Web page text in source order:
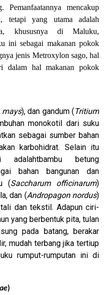
mencakup
tetapi yang utama adalah
khususnya di Maluku,
ini sebagai makanan pokok
jenis Metroxylon sago, hal
dalam hal makanan pokok
mays), dan gandum (Tritium
monokotil dari suku
sebagai sumber bahan
karbohidrat. Selain itu
betung
bahan bangunan dan
(Saccharum officinarum)
dan (Andropagon nordus)
dan tekstil. Adapun ciri-
yang berbentuk pita, tulan
pada batang, berakar
mudah terbang jika tertiup
rumput-rumputan ini di
)